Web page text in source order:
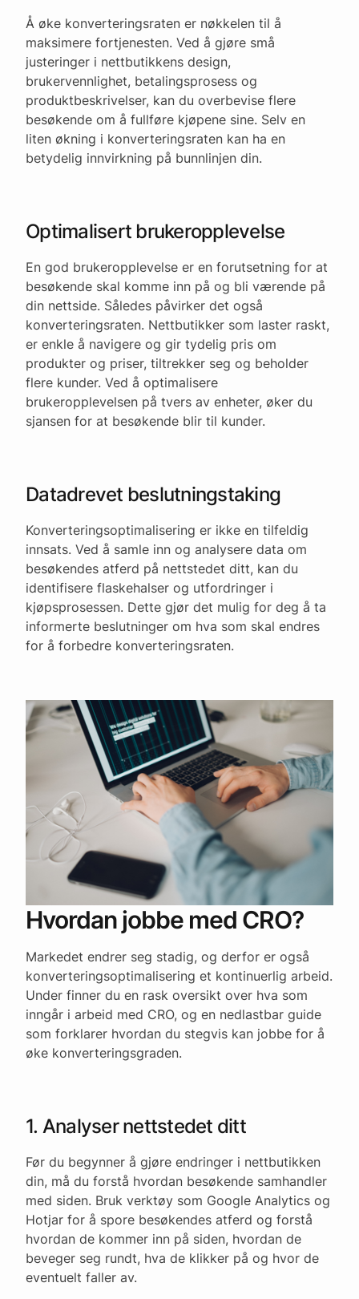
Å øke konverteringsraten er nøkkelen til å
maksimere fortjenesten. Ved å gjøre små
justeringer i nettbutikkens design,
brukervennlighet, betalingsprosess og
produktbeskrivelser, kan du overbevise flere
besøkende om å fullføre kjøpene sine. Selv en
liten økning i konverteringsraten kan ha en
betydelig innvirkning på bunnlinjen din.
Optimalisert brukeropplevelse
En god brukeropplevelse er en forutsetning for at
besøkende skal komme inn på og bli værende på
din nettside. Således påvirker det også
konverteringsraten. Nettbutikker som laster raskt,
er enkle å navigere og gir tydelig pris om
produkter og priser, tiltrekker seg og beholder
flere kunder. Ved å optimalisere
brukeropplevelsen på tvers av enheter, øker du
sjansen for at besøkende blir til kunder.
Datadrevet beslutningstaking
Konverteringsoptimalisering er ikke en tilfeldig
innsats. Ved å samle inn og analysere data om
besøkendes atferd på nettstedet ditt, kan du
identifisere flaskehalser og utfordringer i
kjøpsprosessen. Dette gjør det mulig for deg å ta
informerte beslutninger om hva som skal endres
for å forbedre konverteringsraten.
Hvordan jobbe med CRO?
Markedet endrer seg stadig, og derfor er også
konverteringsoptimalisering et kontinuerlig arbeid.
Under finner du en rask oversikt over hva som
inngår i arbeid med CRO, og en nedlastbar guide
som forklarer hvordan du stegvis kan jobbe for å
øke konverteringsgraden.
1. Analyser nettstedet ditt
Før du begynner å gjøre endringer i nettbutikken
din, må du forstå hvordan besøkende samhandler
med siden. Bruk verktøy som Google Analytics og
Hotjar for å spore besøkendes atferd og forstå
hvordan de kommer inn på siden, hvordan de
beveger seg rundt, hva de klikker på og hvor de
eventuelt faller av.